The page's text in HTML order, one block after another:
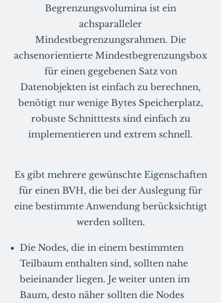
Begrenzungsvolumina ist ein
achsparalleler
Mindestbegrenzungsrahmen. Die
achsenorientierte Mindestbegrenzungsbox
für einen gegebenen Satz von
Datenobjekten ist einfach zu berechnen,
benötigt nur wenige Bytes Speicherplatz,
robuste Schnitttests sind einfach zu
implementieren und extrem schnell.
Es gibt mehrere gewünschte Eigenschaften
für einen BVH, die bei der Auslegung für
eine bestimmte Anwendung berücksichtigt
werden sollten.
Die Nodes, die in einem bestimmten
Teilbaum enthalten sind, sollten nahe
beieinander liegen. Je weiter unten im
Baum, desto näher sollten die Nodes